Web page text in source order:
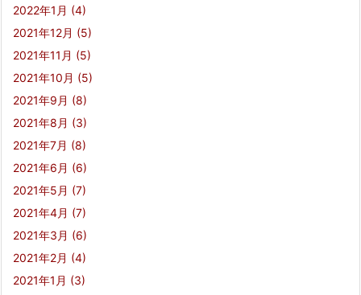
2022年1月 (4)
2021年12月 (5)
2021年11月 (5)
2021年10月 (5)
2021年9月 (8)
2021年8月 (3)
2021年7月 (8)
2021年6月 (6)
2021年5月 (7)
2021年4月 (7)
2021年3月 (6)
2021年2月 (4)
2021年1月 (3)